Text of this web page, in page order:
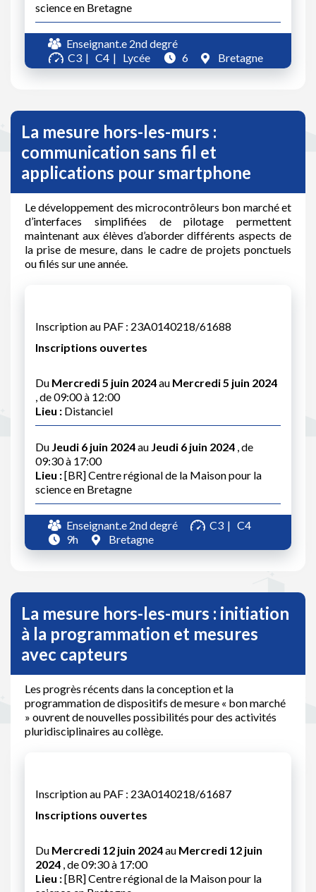
science en Bretagne
Enseignant.e 2nd degré
C3
C4 Lycée 6 Bretagne
La mesure hors-les-murs :
communication sans fil et
applications pour smartphone
Le développement des microcontrôleurs bon marché et
d’interfaces simplifiées de pilotage permettent
maintenant aux élèves d’aborder différents aspects de
la prise de mesure, dans le cadre de projets ponctuels
ou filés sur une année.
Inscription au PAF : 23A0140218/61688
Inscriptions ouvertes
Du Mercredi 5 juin 2024au Mercredi 5 juin 2024
, de 09:00 à 12:00
Lieu : Distanciel
Du Jeudi 6 juin 2024au Jeudi 6 juin 2024 , de
09:30 à 17:00
Lieu :[BR] Centre régional de la Maison pour la
science en Bretagne
Enseignant.e 2nd degré C3
C4
9h
Bretagne
La mesure hors-les-murs : initiation
à la programmation et mesures
avec capteurs
Les progrès récents dans la conception et la
programmation de dispositifs de mesure « bon marché
» ouvrent de nouvelles possibilités pour des activités
pluridisciplinaires au collège.
Inscription au PAF : 23A0140218/61687
Inscriptions ouvertes
Du Mercredi 12 juin 2024au Mercredi 12 juin
2024 , de 09:30 à 17:00
Lieu :[BR] Centre régional de la Maison pour la